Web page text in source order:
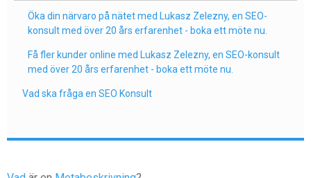
Öka din närvaro på nätet med Lukasz Zelezny, en SEO-
konsult med över 20 års erfarenhet - boka ett möte nu.
Få fler kunder online med Lukasz Zelezny, en SEO-konsult
med över 20 års erfarenhet - boka ett möte nu.
Vad ska fråga en SEO Konsult